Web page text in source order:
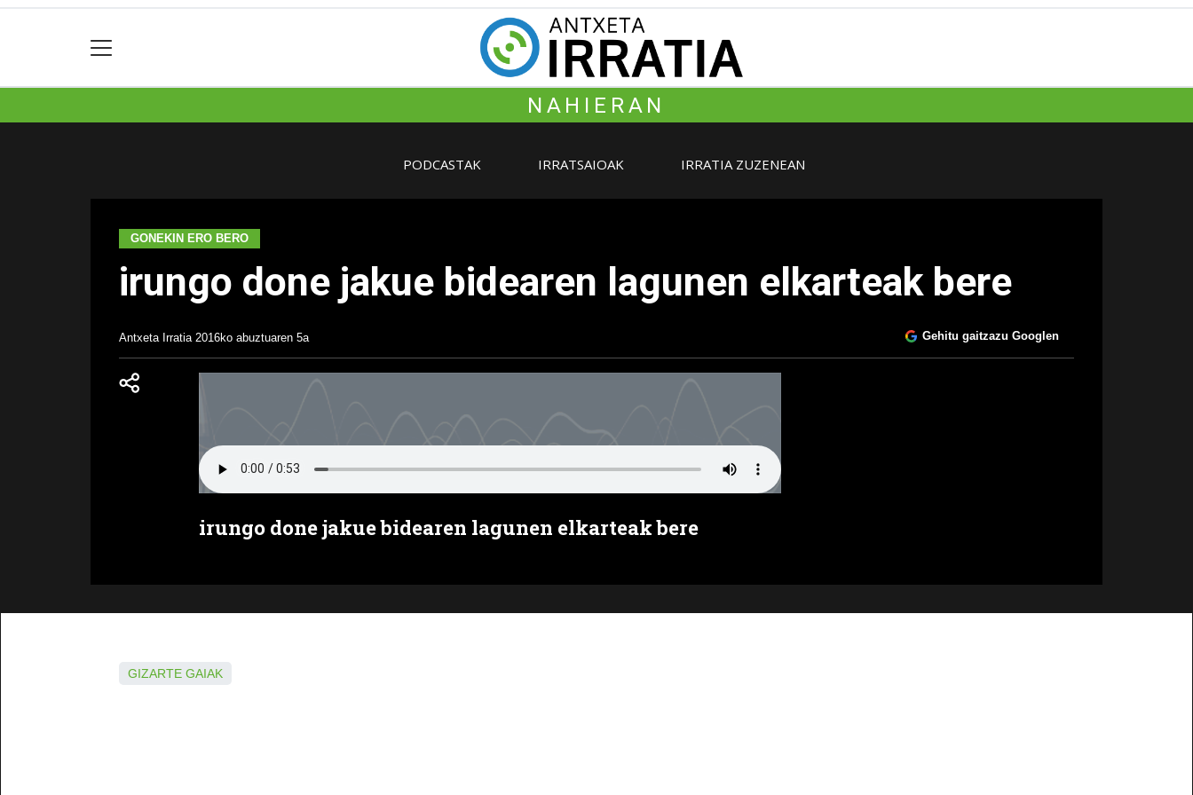
NAHIERAN
PODCASTAK IRRATSAIOAK IRRATIA ZUZENEAN
GONEKIN ERO BERO
irungo done jakue bidearen lagunen elkarteak bere
Antxeta Irratia 2016ko abuztuaren 5a Gehitu gaitzazu Googlen
irungo done jakue bidearen lagunen elkarteak bere
GIZARTE GAIAK